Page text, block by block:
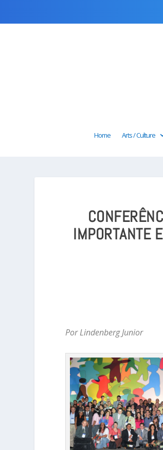
Home Arts / Culture
IMPORTANTE
Por Lindenberg Junior